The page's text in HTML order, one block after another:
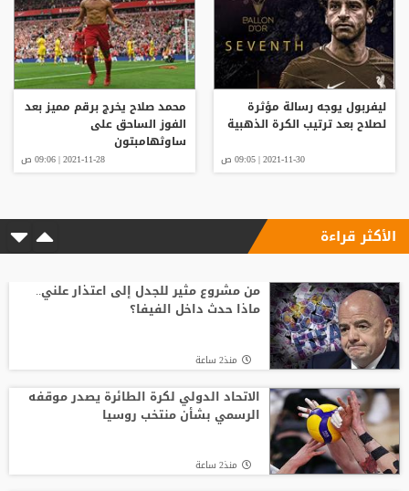
ليفربول يوجه رسالة مؤثرة
لصلاح بعد ترتيب الكرة الذهبية
2021-11-30 | 09:05 ص
محمد صلاح يخرج برقم مميز بعد
الفوز الساحق على
ساوثهامبتون
2021-11-28 | 09:06 ص
الأكثر قراءة
من مشروع مثير للجدل إلى اعتذار علني..
ماذا حدث داخل الفيفا؟
منذ2 ساعة
الاتحاد الدولي لكرة الطائرة يصدر موقفه
الرسمي بشأن منتخب روسيا
منذ2 ساعة